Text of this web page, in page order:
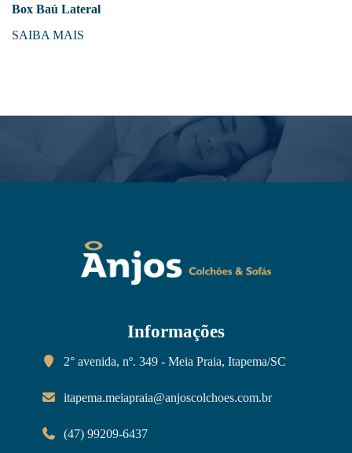
Box Baú Lateral
SAIBA MAIS
Informações
2° avenida, nº. 349 - Meia Praia, Itapema/SC
itapema.meiapraia@anjoscolchoes.com.br
(47) 99209-6437